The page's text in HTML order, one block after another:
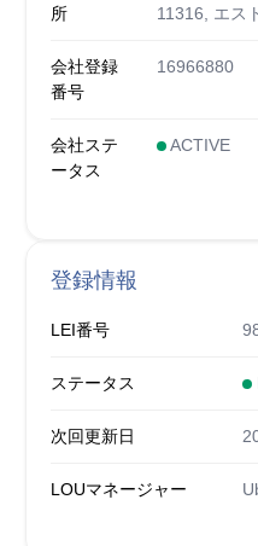
所
11316, エス
会社登録
番号
16966880
会社ステ
ータス
ACTIVE
登録情報
LEI番号
ステータス
次回更新日
LOUマネージャー